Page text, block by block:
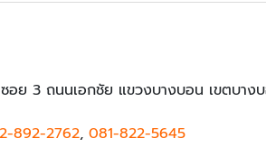
ย 3 ถนนเอกชัย แขวงบางบอน เขตบาง
892-2762, 081-822-5645